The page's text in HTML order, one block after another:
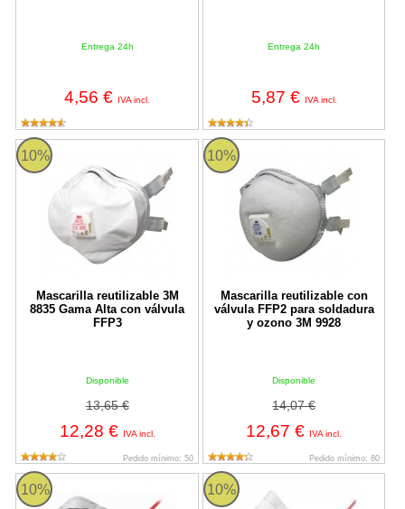
Entrega 24h
4,56 € IVA incl.
Entrega 24h
5,87 € IVA incl.
10%
Mascarilla reutilizable 3M
8835 Gama Alta con válvula
FFP3
Disponible
13,65 €
12,28 € IVA incl.
Pedido mínimo: 50
Mascarilla reutilizable 3M 8835 Gama Alta con válvula FFP3
10%
Mascarilla reutilizable con
válvula FFP2 para soldadura
y ozono 3M 9928
Disponible
14,07 €
12,67 € IVA incl.
Pedido mínimo: 80
Mascarilla reutilizable con
10%
Mascarilla desechable con válvula FFP3 3M 8833
10%
Mascarilla desechable 3M 9332